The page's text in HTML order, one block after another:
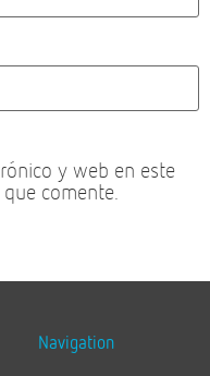
y web en este
comente.
Navigation